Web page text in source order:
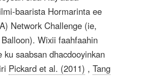
baarista Hormarinta ee
Network Challenge (ie,
Wixii faahfaahin
ku saabsan dhacdooyinkan
Pickard et al. (2011) , Tang